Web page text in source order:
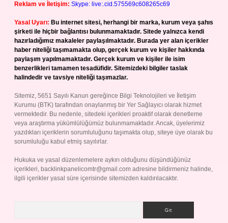
Reklam ve İletişim: Skype: live:.cid.575569c608265c69
Yasal Uyarı: Bu internet sitesi, herhangi bir marka, kurum veya şahıs
şirketi ile hiçbir bağlantısı bulunmamaktadır. Sitede yalnızca kendi
hazırladığımız makaleler paylaşılmaktadır. Burada yer alan içerikler
haber niteliği taşımamakta olup, gerçek kurum ve kişiler hakkında
paylaşım yapılmamaktadır. Gerçek kurum ve kişiler ile isim
benzerlikleri tamamen tesadüfidir. Sitemizdeki bilgiler taslak
halindedir ve tavsiye niteliği taşımazlar.
Sitemiz, 5651 Sayılı Kanun gereğince Bilgi Teknolojileri ve İletişim
Kurumu (BTK) tarafından onaylanmış bir Yer Sağlayıcı olarak hizmet
vermektedir. Bu nedenle, sitedeki içerikleri proaktif olarak denetleme
veya araştırma yükümlülüğümüz bulunmamaktadır. Ancak, üyelerimiz
yazdıkları içeriklerin sorumluluğunu taşımakta olup, siteye üye olarak bu
sorumluluğu kabul etmiş sayılırlar.
Hukuka ve yasal düzenlemelere aykırı olduğunu düşündüğünüz
içerikleri, backlinkpanelicomtr@gmail.com adresine bildirmeniz halinde,
ilgili içerikler yasal süre içerisinde sitemizden kaldırılacaktır.